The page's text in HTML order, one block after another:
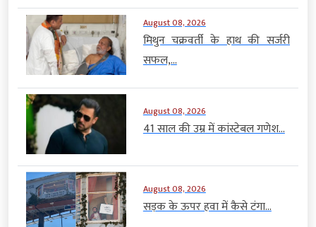
August 08, 2026
मिथुन चक्रवर्ती के हाथ की सर्जरी
सफल,...
August 08, 2026
41 साल की उम्र में कांस्टेबल गणेश...
August 08, 2026
सड़क के ऊपर हवा में कैसे टंगा...